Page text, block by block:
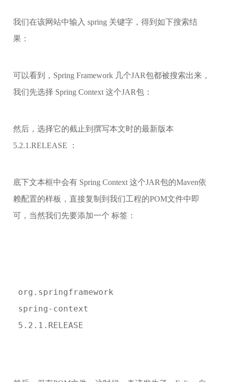
我们在该网站中输入 spring 关键字，得到如下搜索结
果：
可以看到，Spring Framework 几个JAR包都被搜索出来，
我们先选择 Spring Context 这个JAR包：
然后，选择它的截止到撰写本文时的最新版本
5.2.1.RELEASE ：
底下文本框中会有 Spring Context 这个JAR包的Maven依
赖配置的样板，直接复制到我们工程的POM文件中即
可，当然我们先要添加一个标签：
org.springframework
spring-context
5.2.1.RELEASE